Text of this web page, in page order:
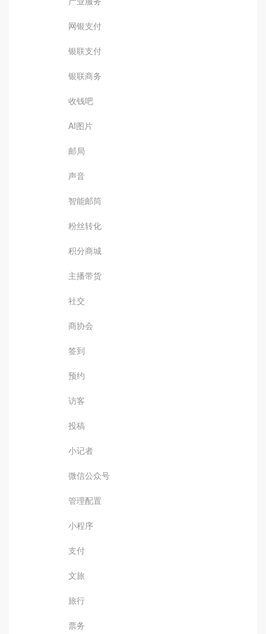
网银支付
银联支付
银联商务
收钱吧
AI图片
邮局
声音
智能邮筒
粉丝转化
积分商城
主播带货
社交
商协会
签到
预约
访客
投稿
小记者
微信公众号
管理配置
小程序
支付
文旅
旅行
票务